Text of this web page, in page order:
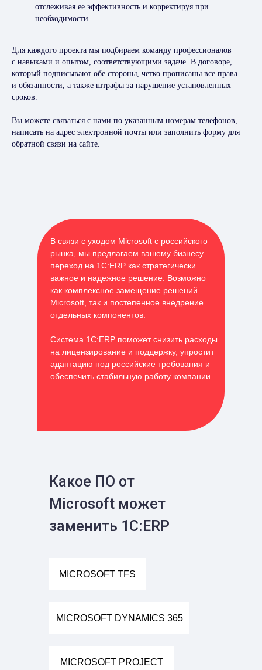
отслеживая ее эффективность и корректируя при
необходимости.
Для каждого проекта мы подбираем команду профессионалов
с навыками и опытом, соответствующими задаче. В договоре,
который подписывают обе стороны, четко прописаны все права
и обязанности, а также штрафы за нарушение установленных
сроков.
Вы можете связаться с нами по указанным номерам телефонов,
написать на адрес электронной почты или заполнить форму для
обратной связи на сайте.
В связи с уходом Microsoft с российского
рынка, мы предлагаем вашему бизнесу
переход на 1С:ERP как стратегически
важное и надежное решение. Возможно
как комплексное замещение решений
Microsoft, так и постепенное внедрение
отдельных компонентов.
Система 1С:ERP поможет снизить расходы
на лицензирование и поддержку, упростит
адаптацию под российские требования и
обеспечить стабильную работу компании.
Какое ПО от
Microsoft может
заменить 1С:ERP
MICROSOFT DYNAMICS 365
MICROSOFT PROJECT
MICROSOFT TFS